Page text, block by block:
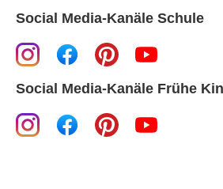
Social Media-Kanäle Schule
Social Media-Kanäle Frühe